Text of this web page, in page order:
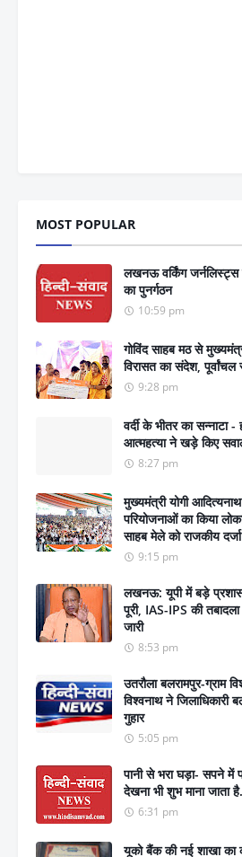
MOST POPULAR
लखनऊ वर्किंग
का पुनर्गठन
10:59 pm
गोविंद साहब मठ से
विरासत का संदेश,
9:28 pm
वर्दी के भीतर का सन्नाटा
आत्महत्या ने खड़े किए
8:27 pm
मुख्यमंत्री योगी
परियोजनाओं का किया
साहब मेले को राजकीय
9:15 pm
लखनऊ: यूपी में बड़े
पूरी, IAS-IPS की
जारी
8:53 pm
उतरौला बलरामपुर-ग्राम
विश्वनाथ ने जिलाधिकारी
गुहार
5:05 pm
पानी से भरा घड़ा- सपने
देखना भी शुभ माना जाता
6:31 pm
यूको बैंक की नई शाखा का